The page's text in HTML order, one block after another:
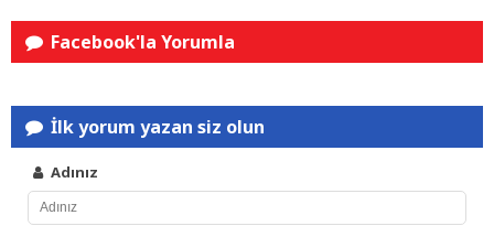
Facebook'la Yorumla
İlk yorum yazan siz olun
Adınız